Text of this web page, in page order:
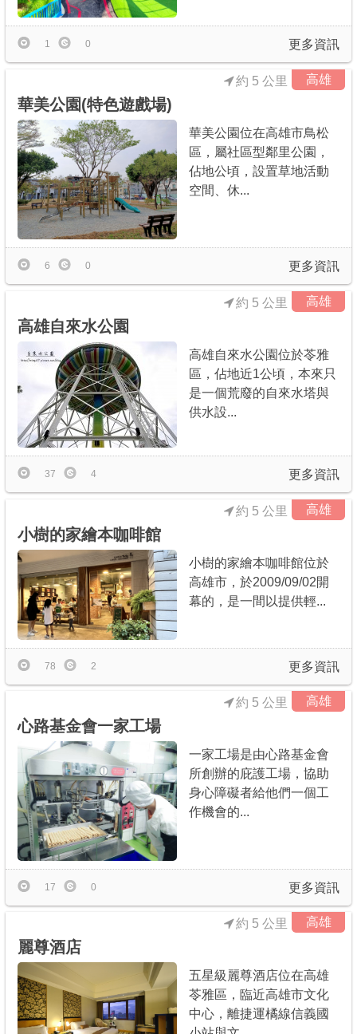
更多資訊
1 0
高雄
華美公園(特色遊戲場)
約 5 公里
華美公園位在高雄市鳥松
區，屬社區型鄰里公園，
佔地公頃，設置草地活動
空間、休...
更多資訊
6 0
高雄
高雄自來水公園
約 5 公里
高雄自來水公園位於苓雅
區，佔地近1公頃，本來只
是一個荒廢的自來水塔與
供水設...
更多資訊
37 4
高雄
小樹的家繪本咖啡館
約 5 公里
小樹的家繪本咖啡館位於
高雄市，於2009/09/02開
幕的，是一間以提供輕...
更多資訊
78 2
高雄
心路基金會一家工場
約 5 公里
一家工場是由心路基金會
所創辦的庇護工場，協助
身心障礙者給他們一個工
作機會的...
更多資訊
17 0
高雄
麗尊酒店
約 5 公里
五星級麗尊酒店位在高雄
苓雅區，臨近高雄市文化
中心，離捷運橘線信義國